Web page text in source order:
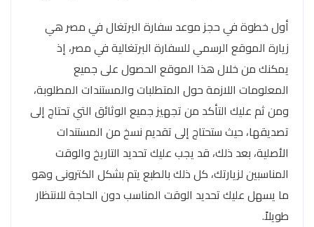
أول خطوة في حجز موعد سفارة البرتغال في مصر هي
زيارة الموقع الرسمي للسفارة البرتغالية في مصر، إذ
يمكنك من خلال هذا الموقع الحصول على جميع
المعلومات اللازمة حول المتطلبات والمستندات المطلوبة،
ومن ثم عليك التأكد من تجهيز جميع الوثائق التي تحتاج إلى
تصديقها، حيث ستحتاج إلى تقديم نسخ من المستندات
الأصلية، بعد ذلك، قد يجب عليك تحديد التاريخ والوقت
المناسبين لزيارتك، كل ذلك بالطبع يتم بشكل الكترونى وهو
ما يسهل عليك تحديد الوقت المناسب دون الحاجة للانتظار
طويلاً.